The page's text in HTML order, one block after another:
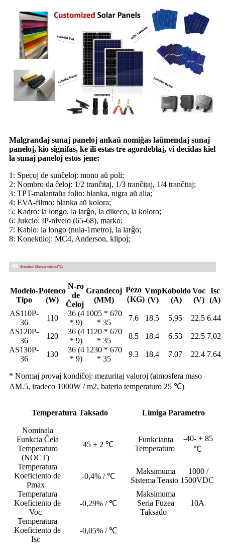
Malgrandaj sunaj paneloj ankaŭ nomiĝas laŭmendaj sunaj
paneloj, kio signifas, ke ili estas tre agordeblaj, vi decidas kiel
la sunaj paneloj estos jene:
1: Specoj de sunĉeloj: mono aŭ poli;
2: Nombro da ĉeloj: 1/2 tranĉitaj, 1/3 tranĉitaj, 1/4 tranĉitaj;
3: TPT-malantaŭa folio: blanka, nigra aŭ alia;
4: EVA-filmo: blanka aŭ kolora;
5: Kadro: la longo, la larĝo, la dikeco, la koloro;
6: Jukcio: IP-nivelo (65-68), marko;
7: Kablo: la longo (nula-1metro), la larĝo;
8: Konektiloj: MC4, Anderson, klipoj;
Modelo-
Tipo
Potenco
(W)
N-ro
de
Ĉeloj
Grandecoj
(MM)
Pezo
（KG)
Vmp
(V)
Koboldo
(A)
Voc
(V)
Isc
(A)
AS110P-
36
110
36 (4
* 9)
1005 * 670
* 35
7.6 18.5 5,95 22.5 6.44
AS120P-
36
120
36 (4
* 9)
1120 * 670
* 35
8.5 18.4 6.53 22.5 7.02
AS130P-
36
130
36 (4
* 9)
1230 * 670
* 35
9.3 18.4 7.07 22.4 7.64
* Normaj provaj kondiĉoj: mezuritaj valoroj (atmosfera maso
AM.5, iradeco 1000W / m2, bateria temperaturo 25 ℃)
Temperatura Taksado Limiga Parametro
Nominala
Funkcia Ĉela
Temperaturo
(NOCT)
45 ± 2 ℃
Funkcianta
Temperaturo
-40- + 85
℃
Temperatura
Koeficiento de
Pmax
-0,4% / ℃
Maksimuma
Sistema Tensio
1000 /
1500VDC
Temperatura
Koeficiento de
Voc
-0,29% / ℃
Maksimuma
Seria Fuzea
Taksado
10A
Temperatura
Koeficiento de
Isc
-0,05% / ℃